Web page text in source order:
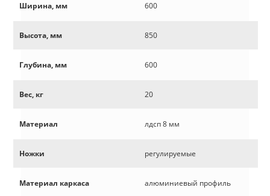
Ширина, мм 600
Высота, мм 850
Глубина, мм 600
Вес, кг 20
Материал лдсп 8 мм
Ножки регулируемые
Материал каркаса алюминиевый профиль